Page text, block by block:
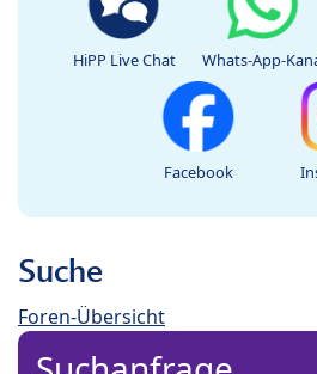
HiPP Live Chat Whats-App-
Facebook
Suche
Foren-Übersicht